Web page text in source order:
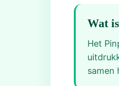
Wat
Het
samen